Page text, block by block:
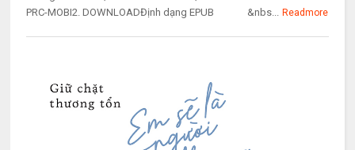
PRC-MOBI2. DOWNLOADĐịnh dạng EPUB &nbs... Readmore